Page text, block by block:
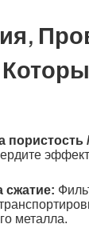
пористость
сжатие:
металла.